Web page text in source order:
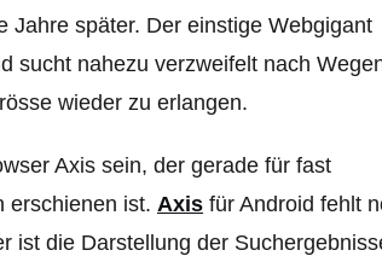
später. Der einstige Webgigant
sucht nahezu verzweifelt nach
wieder zu erlangen.
Axis sein, der gerade für fast
erschienen ist. Axis für Android fehlt
ist die Darstellung der